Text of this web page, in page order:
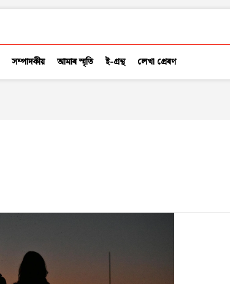
সম্পাদকীয় আমাৰ স্মৃতি ই-গ্ৰন্থ লেখা প্ৰেৰণ